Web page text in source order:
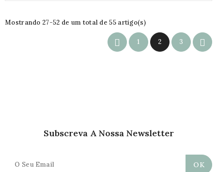
Mostrando 27-52 de um total de 55 artigo(s)
 1 2 3 
Subscreva A Nossa Newsletter